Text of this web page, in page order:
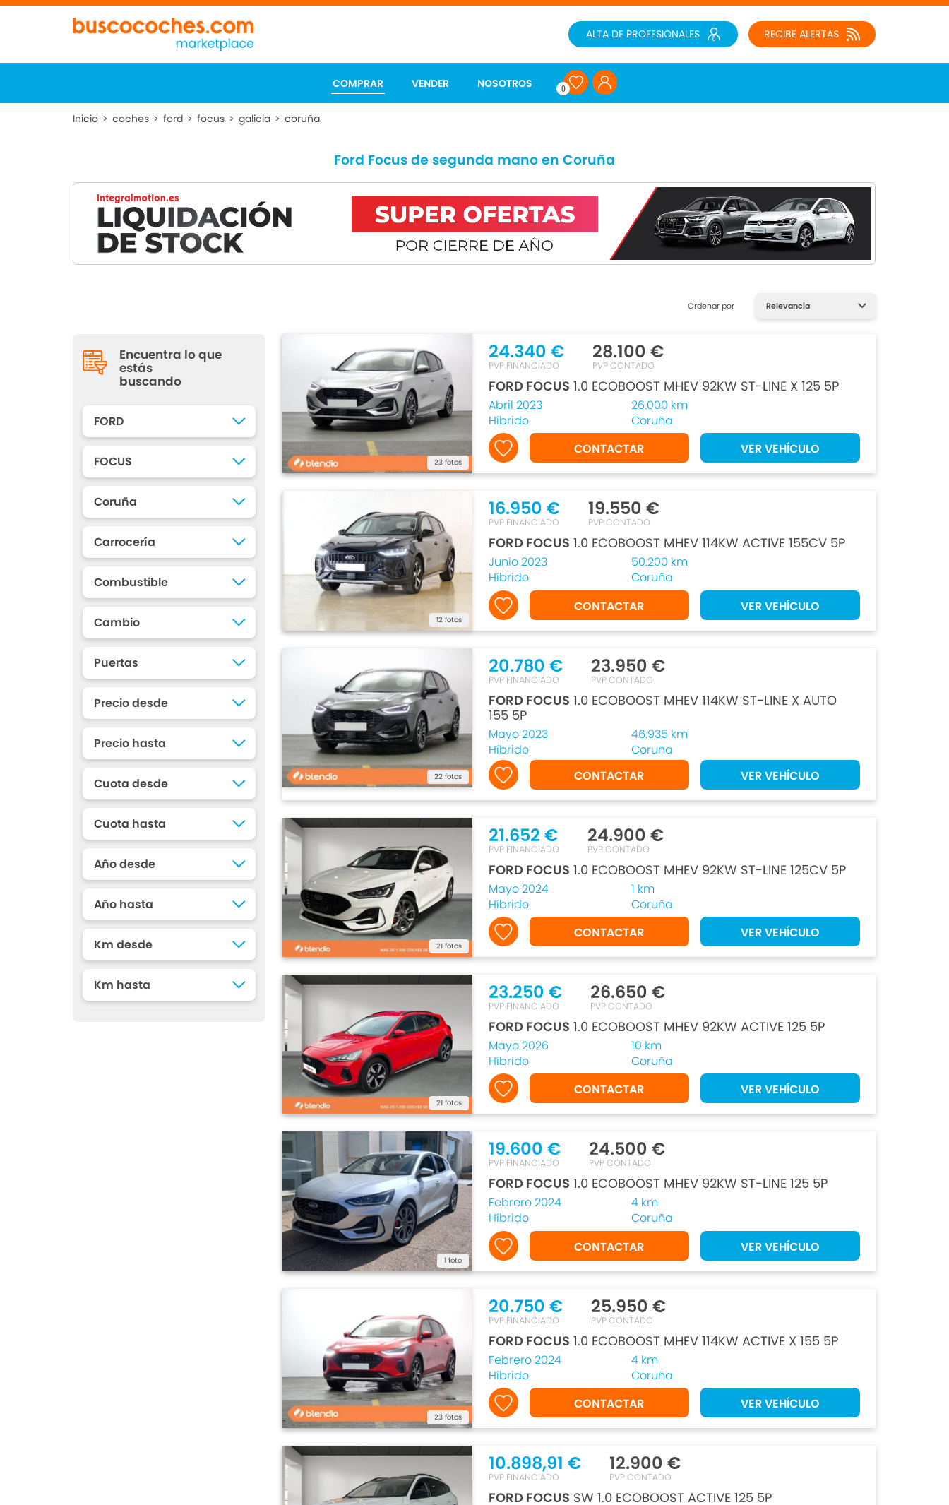
RECIBE ALERTAS
ALTA DE PROFESIONALES
COMPRAR VENDER NOSOTROS 0
Inicio > coches > ford > focus > galicia > coruña
Ford Focus de segunda mano en Coruña
Encuentra lo que
estás
buscando
Ordenar por
23 fotos
24.340 €
PVP FINANCIADO
28.100 €
PVP CONTADO
FORD FOCUS 1.0 ECOBOOST MHEV 92KW ST-LINE X 125 5P
Abril 2023
Híbrido
26.000 km
Coruña
CONTACTAR
VER VEHÍCULO
12 fotos
16.950 €
PVP FINANCIADO
19.550 €
PVP CONTADO
FORD FOCUS 1.0 ECOBOOST MHEV 114KW ACTIVE 155CV 5P
Junio 2023
Híbrido
50.200 km
Coruña
CONTACTAR
VER VEHÍCULO
22 fotos
20.780 €
PVP FINANCIADO
23.950 €
PVP CONTADO
FORD FOCUS 1.0 ECOBOOST MHEV 114KW ST-LINE X AUTO
155 5P
Mayo 2023
Híbrido
46.935 km
Coruña
CONTACTAR
VER VEHÍCULO
21 fotos
21.652 €
PVP FINANCIADO
24.900 €
PVP CONTADO
FORD FOCUS 1.0 ECOBOOST MHEV 92KW ST-LINE 125CV 5P
Mayo 2024
Híbrido
1 km
Coruña
CONTACTAR
VER VEHÍCULO
21 fotos
23.250 €
PVP FINANCIADO
26.650 €
PVP CONTADO
FORD FOCUS 1.0 ECOBOOST MHEV 92KW ACTIVE 125 5P
Mayo 2026
Híbrido
10 km
Coruña
CONTACTAR
VER VEHÍCULO
1 foto
19.600 €
PVP FINANCIADO
24.500 €
PVP CONTADO
FORD FOCUS 1.0 ECOBOOST MHEV 92KW ST-LINE 125 5P
Febrero 2024
Híbrido
4 km
Coruña
CONTACTAR
VER VEHÍCULO
23 fotos
20.750 €
PVP FINANCIADO
25.950 €
PVP CONTADO
FORD FOCUS 1.0 ECOBOOST MHEV 114KW ACTIVE X 155 5P
Febrero 2024
Híbrido
4 km
Coruña
CONTACTAR
VER VEHÍCULO
10.898,91 €
PVP FINANCIADO
12.900 €
PVP CONTADO
FORD FOCUS SW 1.0 ECOBOOST ACTIVE 125 5P